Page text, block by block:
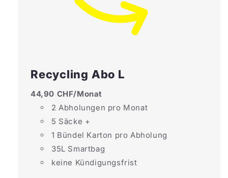
Recycling Abo L
44,90 CHF/Monat
2 Abholungen pro Monat
5 Säcke +
1 Bündel Karton pro Abholung
35L Smartbag
keine Kündigungsfrist